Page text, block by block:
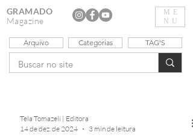
ME
NU
GRAMADO
Magazine
Arquivo Categorias TAG'S
Tela Tomazeli | Editora
14 de dez. de 2024
3 min de leitura